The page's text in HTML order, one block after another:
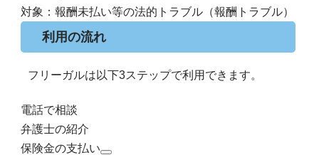
対象：報酬未払い等の法的トラブル（報酬トラブル）
利用の流れ
フリーガルは以下3ステップで利用できます。
電話で相談
弁護士の紹介
保険金の支払い